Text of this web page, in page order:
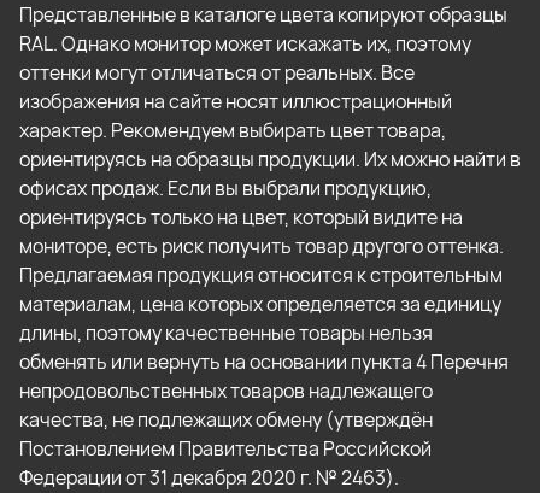
Представленные в каталоге цвета копируют образцы
RAL. Однако монитор может искажать их, поэтому
оттенки могут отличаться от реальных. Все
изображения на сайте носят иллюстрационный
характер. Рекомендуем выбирать цвет товара,
ориентируясь на образцы продукции. Их можно найти в
офисах продаж. Если вы выбрали продукцию,
ориентируясь только на цвет, который видите на
мониторе, есть риск получить товар другого оттенка.
Предлагаемая продукция относится к строительным
материалам, цена которых определяется за единицу
длины, поэтому качественные товары нельзя
обменять или вернуть на основании пункта 4 Перечня
непродовольственных товаров надлежащего
качества, не подлежащих обмену (утверждён
Постановлением Правительства Российской
Федерации от 31 декабря 2020 г. № 2463).